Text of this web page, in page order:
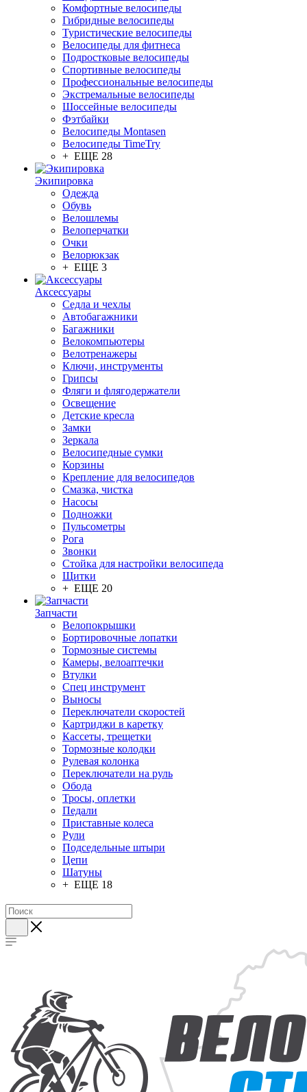
Комфортные велосипеды
Гибридные велосипеды
Туристические велосипеды
Велосипеды для фитнеса
Подростковые велосипеды
Спортивные велосипеды
Профессиональные велосипеды
Экстремальные велосипеды
Шоссейные велосипеды
Фэтбайки
Велосипеды Montasen
Велосипеды TimeTry
+ ЕЩЕ 28
Экипировка
Одежда
Обувь
Велошлемы
Велоперчатки
Очки
Велорюкзак
+ ЕЩЕ 3
Аксессуары
Седла и чехлы
Автобагажники
Багажники
Велокомпьютеры
Велотренажеры
Ключи, инструменты
Грипсы
Фляги и флягодержатели
Освещение
Детские кресла
Замки
Зеркала
Велосипедные сумки
Корзины
Крепление для велосипедов
Смазка, чистка
Насосы
Подножки
Пульсометры
Рога
Звонки
Стойка для настройки велосипеда
Щитки
+ ЕЩЕ 20
Запчасти
Велопокрышки
Бортировочные лопатки
Тормозные системы
Камеры, велоаптечки
Втулки
Спец инструмент
Выносы
Переключатели скоростей
Картриджи в каретку
Кассеты, трещетки
Тормозные колодки
Рулевая колонка
Переключатели на руль
Обода
Тросы, оплетки
Педали
Приставные колеса
Рули
Подседельные штыри
Цепи
Шатуны
+ ЕЩЕ 18